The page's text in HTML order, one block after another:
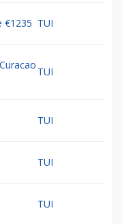
€1235 TUI
TUI
TUI
TUI
TUI